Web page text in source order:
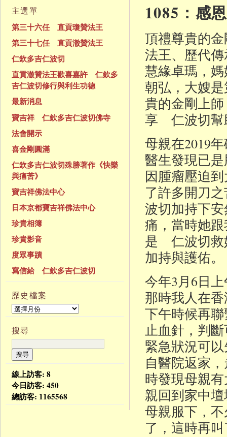
1085：感
頂禮尊貴的
法王、歷代
慧緣卓瑪，
朝弘，大嫂
貴的金剛上
享 仁波切幫
母親在2019
醫生發現已
因腫瘤壓迫
了許多開刀
波切加持下
痛，當時她
是 仁波切救
加持與護佑。
今年3月6日
那時我人在
下午時候再
止血針，判
緊急狀況可
自醫院返家
時發現母親
親回到家中
母親服下，
了，這時再
主選單
第三十六任 直貢瓊贊法王
第三十七任 直貢澈贊法王
仁欽多吉仁波切
直貢澈贊法王歡喜嘉許 仁欽多
吉仁波切修行與利生功德
最新消息
寶吉祥 仁欽多吉仁波切佛寺
法會開示
喜金剛圓滿
仁欽多吉仁波切殊勝著作《快樂
與痛苦》
寶吉祥佛法中心
日本京都寶吉祥佛法中心
珍貴相簿
珍貴影音
度眾事蹟
寫信給 仁欽多吉仁波切
歷史檔案
搜尋
線上訪客: 8
今日訪客: 450
總訪客: 1165568